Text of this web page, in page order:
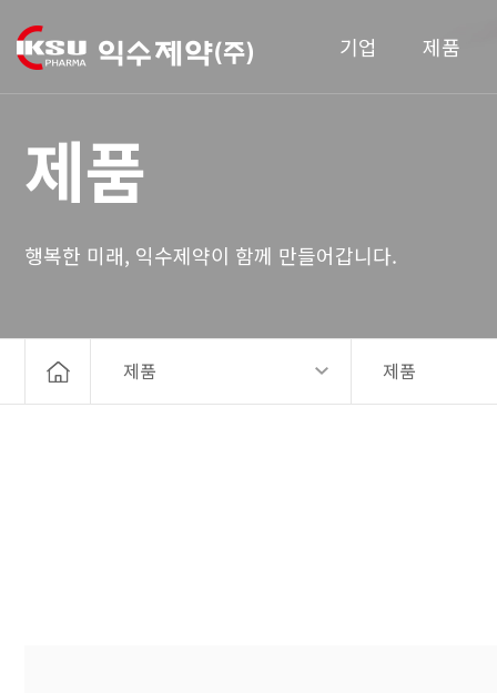
기업 제품
제품
행복한 미래, 익수제약이 함께 만들어갑니다.
제품 제품